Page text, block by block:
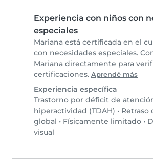
Experiencia con niños con
especiales
Mariana está certificada en el
con necesidades especiales.
Mariana directamente para
certificaciones. Aprendé más
Experiencia específica
Trastorno por déficit de
hiperactividad (TDAH) • Retraso
global • Físicamente limitado •
visual